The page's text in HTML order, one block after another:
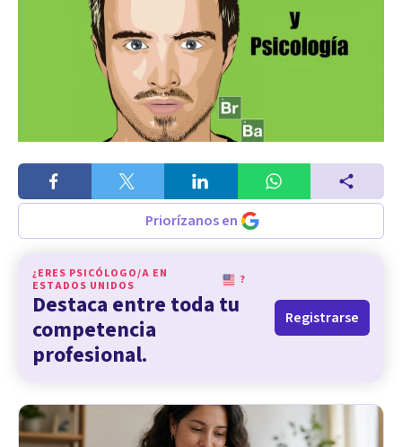
Priorízanos en
¿ERES PSICÓLOGO/A EN
ESTADOS UNIDOS
?
Destaca entre toda tu
competencia
profesional.
Registrarse